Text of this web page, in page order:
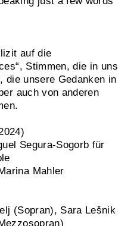
auf die
Stimmen, die in uns
die unsere Gedanken in
auch von anderen
Segura-Sogorb für
Mahler
(Sopran), Sara Lešnik